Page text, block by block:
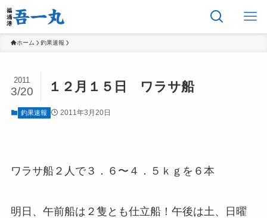
ホーム 釣果速報
１２月１５日 ワラサ船
2011
3/20
釣果速報 2011年3月20日
ワラサ船２人で３．６〜４．５ｋｇを６本
明日、午前船は２隻とも仕立船！午後は土、日曜